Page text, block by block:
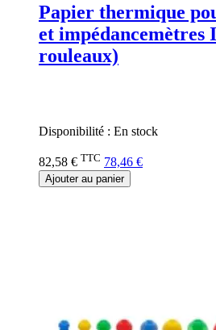
Papier thermique
et impédancemètres
rouleaux)
Disponibilité : En stock
82,58 € TTC 78,46 €
Ajouter au panier